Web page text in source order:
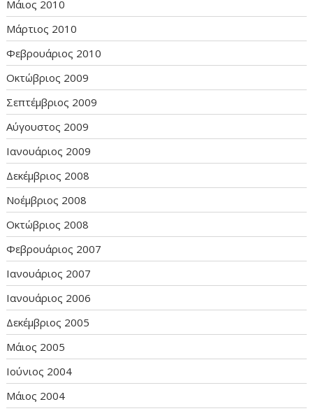
Μάιος 2010
Μάρτιος 2010
Φεβρουάριος 2010
Οκτώβριος 2009
Σεπτέμβριος 2009
Αύγουστος 2009
Ιανουάριος 2009
Δεκέμβριος 2008
Νοέμβριος 2008
Οκτώβριος 2008
Φεβρουάριος 2007
Ιανουάριος 2007
Ιανουάριος 2006
Δεκέμβριος 2005
Μάιος 2005
Ιούνιος 2004
Μάιος 2004